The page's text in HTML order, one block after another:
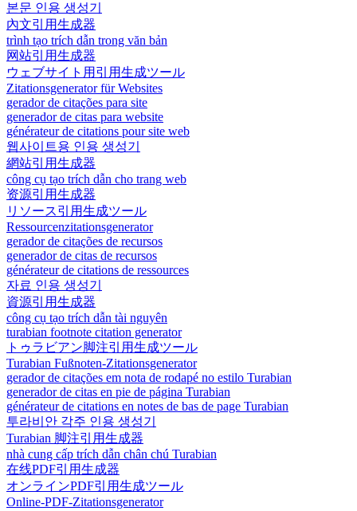
본문 인용 생성기
內文引用生成器
trình tạo trích dẫn trong văn bản
网站引用生成器
ウェブサイト用引用生成ツール
Zitationsgenerator für Websites
gerador de citações para site
generador de citas para website
générateur de citations pour site web
웹사이트용 인용 생성기
網站引用生成器
công cụ tạo trích dẫn cho trang web
资源引用生成器
リソース引用生成ツール
Ressourcenzitationsgenerator
gerador de citações de recursos
generador de citas de recursos
générateur de citations de ressources
자료 인용 생성기
資源引用生成器
công cụ tạo trích dẫn tài nguyên
turabian footnote citation generator
トゥラビアン脚注引用生成ツール
Turabian Fußnoten-Zitationsgenerator
gerador de citações em nota de rodapé no estilo Turabian
generador de citas en pie de página Turabian
générateur de citations en notes de bas de page Turabian
투라비안 각주 인용 생성기
Turabian 脚注引用生成器
nhà cung cấp trích dẫn chân chú Turabian
在线PDF引用生成器
オンラインPDF引用生成ツール
Online-PDF-Zitationsgenerator